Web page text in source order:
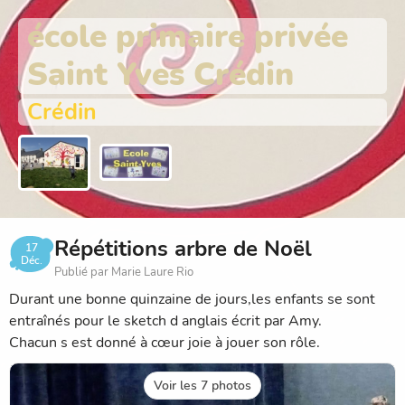
école primaire privée
Saint Yves Crédin
Crédin
17
Déc.
Répétitions arbre de Noël
Publié par Marie Laure Rio
Durant une bonne quinzaine de jours,les enfants se sont
entraînés pour le sketch d anglais écrit par Amy.
Chacun s est donné à cœur joie à jouer son rôle.
Voir les 7 photos